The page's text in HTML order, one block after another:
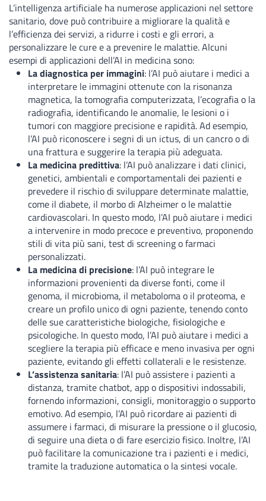
L’intelligenza artificiale ha numerose applicazioni nel settore
sanitario, dove può contribuire a migliorare la qualità e
l’efficienza dei servizi, a ridurre i costi e gli errori, a
personalizzare le cure e a prevenire le malattie. Alcuni
esempi di applicazioni dell’AI in medicina sono:
La diagnostica per immagini: l’AI può aiutare i medici a
interpretare le immagini ottenute con la risonanza
magnetica, la tomografia computerizzata, l’ecografia o la
radiografia, identificando le anomalie, le lesioni o i
tumori con maggiore precisione e rapidità. Ad esempio,
l’AI può riconoscere i segni di un ictus, di un cancro o di
una frattura e suggerire la terapia più adeguata.
La medicina predittiva: l’AI può analizzare i dati clinici,
genetici, ambientali e comportamentali dei pazienti e
prevedere il rischio di sviluppare determinate malattie,
come il diabete, il morbo di Alzheimer o le malattie
cardiovascolari. In questo modo, l’AI può aiutare i medici
a intervenire in modo precoce e preventivo, proponendo
stili di vita più sani, test di screening o farmaci
personalizzati.
La medicina di precisione: l’AI può integrare le
informazioni provenienti da diverse fonti, come il
genoma, il microbioma, il metaboloma o il proteoma, e
creare un profilo unico di ogni paziente, tenendo conto
delle sue caratteristiche biologiche, fisiologiche e
psicologiche. In questo modo, l’AI può aiutare i medici a
scegliere la terapia più efficace e meno invasiva per ogni
paziente, evitando gli effetti collaterali e le resistenze.
L’assistenza sanitaria: l’AI può assistere i pazienti a
distanza, tramite chatbot, app o dispositivi indossabili,
fornendo informazioni, consigli, monitoraggio o supporto
emotivo. Ad esempio, l’AI può ricordare ai pazienti di
assumere i farmaci, di misurare la pressione o il glucosio,
di seguire una dieta o di fare esercizio fisico. Inoltre, l’AI
può facilitare la comunicazione tra i pazienti e i medici,
tramite la traduzione automatica o la sintesi vocale.